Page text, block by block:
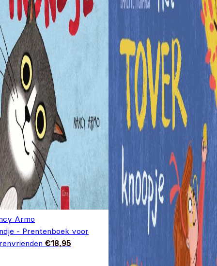
Armo
- Prentenboek voor
€18,95